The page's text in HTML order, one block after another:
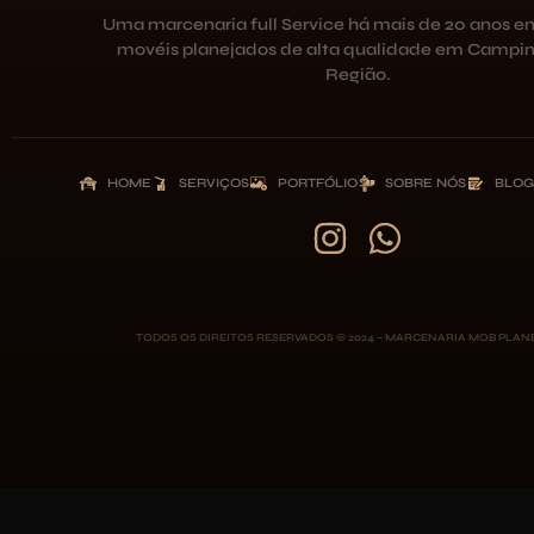
Uma marcenaria full Service há mais de 20 anos
movéis planejados de alta qualidade em
Região.
HOME SERVIÇOS PORTFÓLIO SOBRE NÓS BLOG
TODOS OS DIREITOS RESERVADOS © 2024 – MARCENARIA MOB